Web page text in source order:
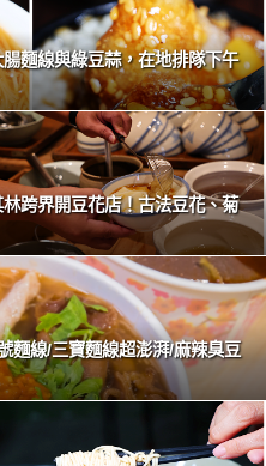
麵線與綠豆蒜，在地排隊下午
跨界開豆花店！古法豆花、菊
麵線/三寶麵線超澎湃/麻辣臭豆